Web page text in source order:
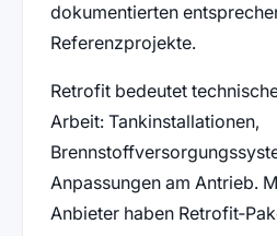
dokumentierten
Referenzprojekte.
Retrofit bedeutet
Arbeit: Tankinstallationen,
Anpassungen am Antrieb.
Anbieter haben